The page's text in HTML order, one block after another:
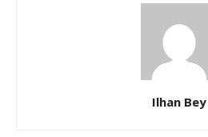
Ilhan Bey